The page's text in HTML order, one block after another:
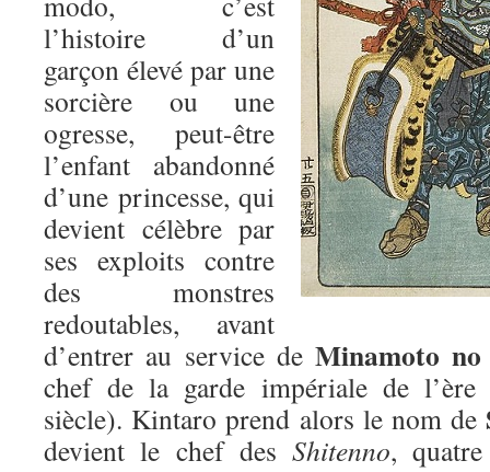
l’histoire d’un
garçon élevé par une
sorcière ou une
ogresse, peut-être
l’enfant abandonné
d’une princesse, qui
devient célèbre par
ses exploits contre
des monstres
redoutables, avant
d’entrer au service de Minamoto
chef de la garde impériale de l’ère
siècle). Kintaro prend alors le nom de
devient le chef des Shitenno,